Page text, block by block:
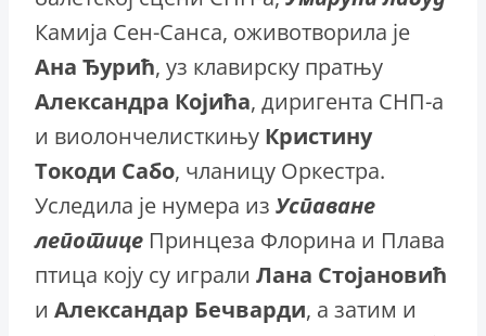
Камија Сен-Санса, оживотворила је
Ана Ђурић, уз клавирску пратњу
Александра Којића, диригента СНП-а
и виолончелисткињу Кристину
Токоди Сабо, чланицу Оркестра.
Уследила је нумера из Успаване
лепотице Принцеза Флорина и Плава
птица коју су играли Лана Стојановић
и Александар Бечварди, а затим и